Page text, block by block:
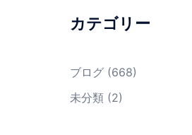
カテゴリー
ブログ(668)
未分類(2)